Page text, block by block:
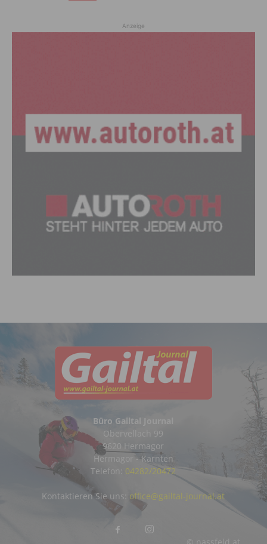
Anzeige
Büro Gailtal Journal
Obervellach 99
9620 Hermagor
Hermagor - Kärnten
Telefon: 04282/20472
Kontaktieren Sie uns: office@gailtal-journal.at